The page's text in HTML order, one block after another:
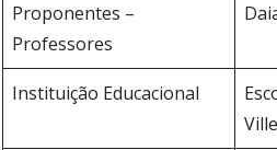
Proponentes –
Professores
Instituição Educacional
Ville